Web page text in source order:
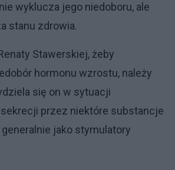
wyklucza jego niedoboru, ale
stanu zdrowia.
Stawerskiej, żeby
hormonu wzrostu, należy
się on w sytuacji
przez niektóre substancje
jako stymulatory